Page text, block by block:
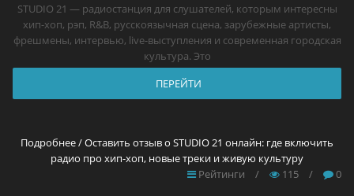
STUDIO 21 — радиостанция для слушателей, которым интересны
хип-хоп, рэп, R&B, русскоязычная сцена, зарубежные артисты,
фрешмены, интервью, live-выступления и современная городская
культура. Это
ПЕРЕЙТИ
Подробнее / Оставить отзыв о STUDIO 21 онлайн: где включить
радио про хип-хоп, новые треки и живую культуру
Рейтинги
/ 115 / 0